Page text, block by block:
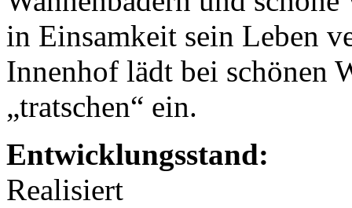
in Einsamkeit sein Leben
Innenhof lädt bei schönen
„tratschen“ ein.
Entwicklungsstand:
Realisiert